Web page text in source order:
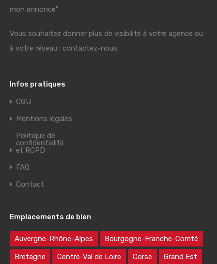
mon annonce"
Vous souhaitez donner plus de visibilité à votre agence ou
à votre réseau : contactez-nous.
Infos pratiques
CGU
Mentions légales
Politique de
confidentialité
et RGPD
FAQ
Contact
Emplacements de bien
Auvergne-Rhône-Alpes Bourgogne-Franche-Comté
Bretagne Centre-Val de Loire Corse Grand Est